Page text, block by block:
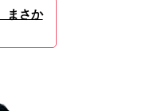
まさか